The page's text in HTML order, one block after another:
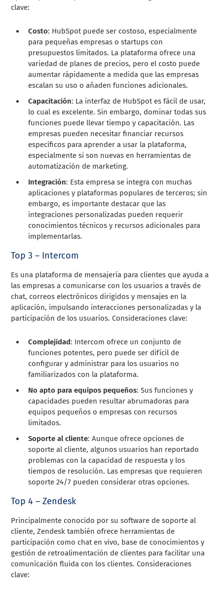
clave:
Costo: HubSpot puede ser costoso, especialmente
para pequeñas empresas o startups con
presupuestos limitados. La plataforma ofrece una
variedad de planes de precios, pero el costo puede
aumentar rápidamente a medida que las empresas
escalan su uso o añaden funciones adicionales.
Capacitación: La interfaz de HubSpot es fácil de usar,
lo cual es excelente. Sin embargo, dominar todas sus
funciones puede llevar tiempo y capacitación. Las
empresas pueden necesitar financiar recursos
específicos para aprender a usar la plataforma,
especialmente si son nuevas en herramientas de
automatización de marketing.
Integración: Esta empresa se integra con muchas
aplicaciones y plataformas populares de terceros; sin
embargo, es importante destacar que las
integraciones personalizadas pueden requerir
conocimientos técnicos y recursos adicionales para
implementarlas.
Top 3 – Intercom
Es una plataforma de mensajería para clientes que ayuda a
las empresas a comunicarse con los usuarios a través de
chat, correos electrónicos dirigidos y mensajes en la
aplicación, impulsando interacciones personalizadas y la
participación de los usuarios. Consideraciones clave:
Complejidad: Intercom ofrece un conjunto de
funciones potentes, pero puede ser difícil de
configurar y administrar para los usuarios no
familiarizados con la plataforma.
No apto para equipos pequeños: Sus funciones y
capacidades pueden resultar abrumadoras para
equipos pequeños o empresas con recursos
limitados.
Soporte al cliente: Aunque ofrece opciones de
soporte al cliente, algunos usuarios han reportado
problemas con la capacidad de respuesta y los
tiempos de resolución. Las empresas que requieren
soporte 24/7 pueden considerar otras opciones.
Top 4 – Zendesk
Principalmente conocido por su software de soporte al
cliente, Zendesk también ofrece herramientas de
participación como chat en vivo, base de conocimientos y
gestión de retroalimentación de clientes para facilitar una
comunicación fluida con los clientes. Consideraciones
clave: